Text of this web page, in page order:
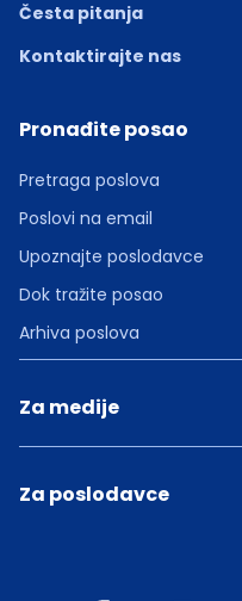
Česta pitanja
Kontaktirajte nas
Pronađite posao
Pretraga poslova
Poslovi na email
Upoznajte poslodavce
Dok tražite posao
Arhiva poslova
Za medije
Za poslodavce